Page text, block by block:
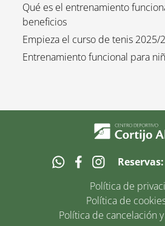
Qué es el entrenamiento
beneficios
Empieza el curso de tenis 2025/
Entrenamiento funcional para
Reservas:
Política de
Política de
Política de cancelación